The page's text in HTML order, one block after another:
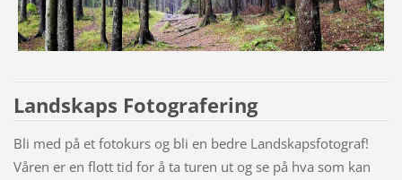
Landskaps Fotografering
Bli med på et fotokurs og bli en bedre Landskapsfotograf!
Våren er en flott tid for å ta turen ut og se på hva som kan